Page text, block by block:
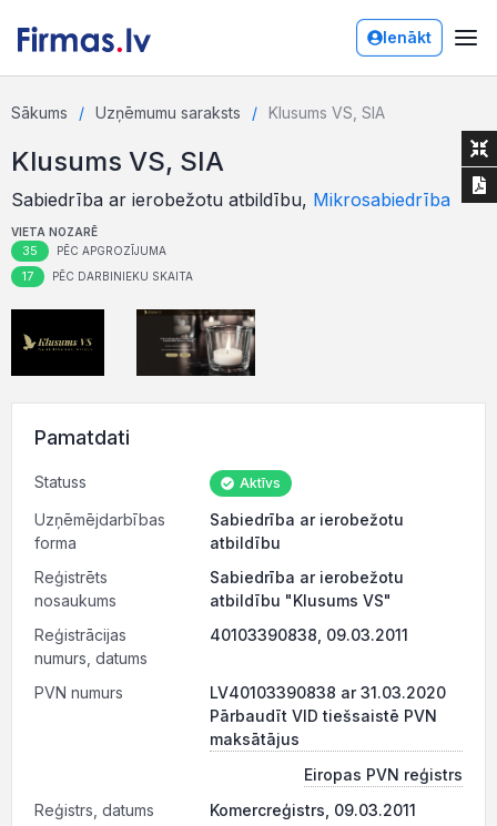
Ienākt
Sākums Uzņēmumu saraksts Klusums VS, SIA
Klusums VS, SIA
Sabiedrība ar ierobežotu atbildību, Mikrosabiedrība
VIETA NOZARĒ
35 PĒC APGROZĪJUMA
17 PĒC DARBINIEKU SKAITA
Pamatdati
Statuss Aktīvs
Uzņēmējdarbības
forma
Sabiedrība ar ierobežotu
atbildību
Reģistrēts
nosaukums
Sabiedrība ar ierobežotu
atbildību "Klusums VS"
Reģistrācijas
numurs, datums
40103390838, 09.03.2011
PVN numurs
LV40103390838 ar 31.03.2020
Pārbaudīt VID tiešsaistē PVN
maksātājus
Eiropas PVN reģistrs
Reģistrs, datums
Komercreģistrs, 09.03.2011